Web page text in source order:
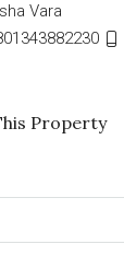
Vara
Property